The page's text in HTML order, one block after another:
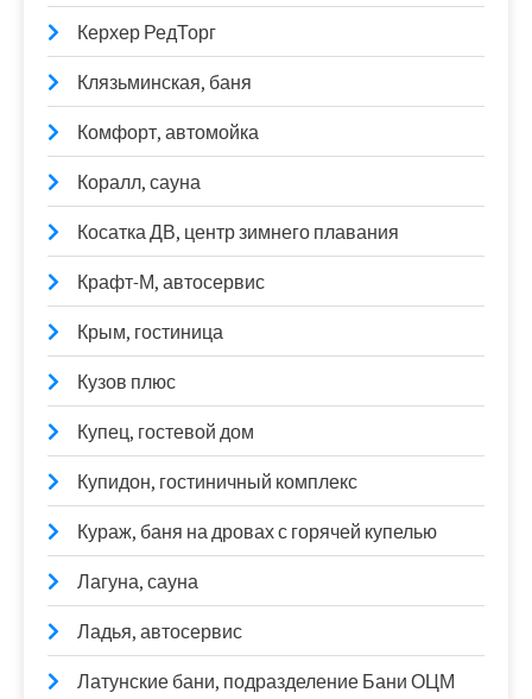
Керхер РедТорг
Клязьминская, баня
Комфорт, автомойка
Коралл, сауна
Косатка ДВ, центр зимнего плавания
Крафт-М, автосервис
Крым, гостиница
Кузов плюс
Купец, гостевой дом
Купидон, гостиничный комплекс
Кураж, баня на дровах с горячей купелью
Лагуна, сауна
Ладья, автосервис
Латунские бани, подразделение Бани ОЦМ